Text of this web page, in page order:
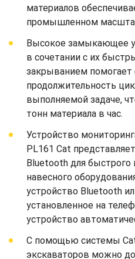
материалов
промышленном
Высокое замыкающее
в сочетании с их
закрыванием помогает
продолжительность
выполняемой задаче,
тонн материала в час.
Устройство
PL161 Cat
Bluetooth для быстрого
навесного
устройство Bluetooth
установленное на
устройство
С помощью системы
экскаваторов можно